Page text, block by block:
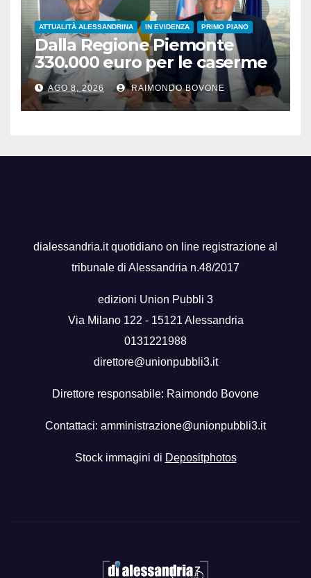
ATTUALITÀ ALESSANDRINA IN EVIDENZA PRIMO PIANO
Dalla Regione Piemonte
330.000 euro per le caserme
della Guardia di Finanza
AGO 8, 2026 RAIMONDO BOVONE
dialessandria.it quotidiano on line registrazione al
tribunale di Alessandria n.48/2017
edizioni Union Pubbli 3
Via Milano 122 - 15121 Alessandria
0131221988
direttore@unionpubbli3.it
Direttore responsabile: Raimondo Bovone
Contattaci: amministrazione@unionpubbli3.it
Stock immagini di Depositphotos